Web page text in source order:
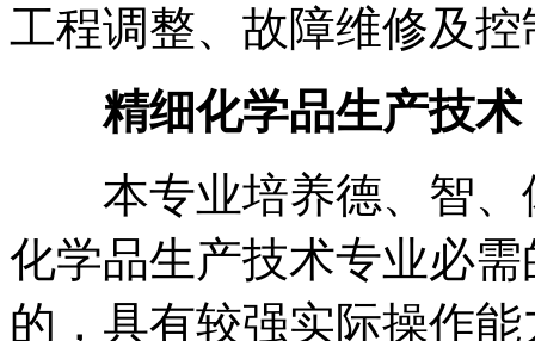
工程调整、故障维修及
精细化学品生产技术
本专业培养德、智、
化学品生产技术专业必
的，具有较强实际操作